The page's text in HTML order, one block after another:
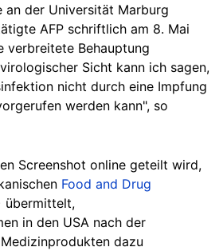
der Universität Marburg
AFP schriftlich am 8. Mai
verbreitete Behauptung
Sicht kann ich sagen,
nicht durch eine Impfung
werden kann", so
Screenshot online geteilt wird,
Food and Drug
übermittelt,
in den USA nach der
dazu